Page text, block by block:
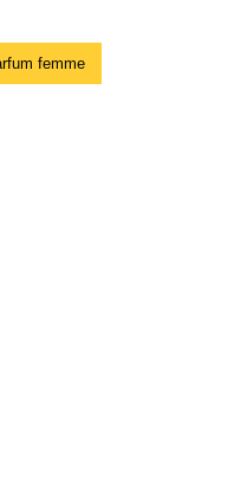
femme